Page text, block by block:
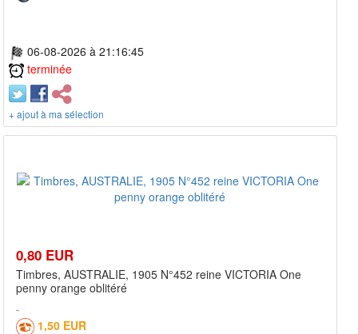
06-08-2026 à 21:16:45
terminée
+ ajout à ma sélection
0,80 EUR
Timbres, AUSTRALIE, 1905 N°452 reine VICTORIA One
penny orange oblitéré
1,50 EUR